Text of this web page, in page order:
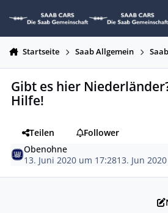
Startseite Saab Allgemein
Gibt es hier
Hilfe!
Teilen
Follower
Obenohne
13. Juni 2020 um 17:2813. Jun 2020